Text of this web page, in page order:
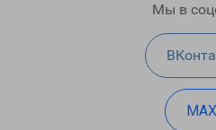
Мы в
MAX